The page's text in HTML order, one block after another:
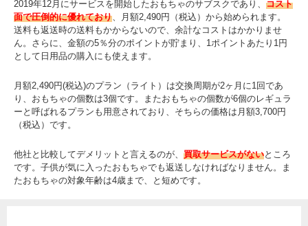
2019年12月にサービスを開始したおもちゃのサブスクであり、 コスト
面で圧倒的に優れており 、月額2,490円（税込）から始められます。
送料も返送時の送料もかからないので、余計なコストはかかりませ
ん。さらに、金額の5％分のポイントが貯まり、1ポイントあたり1円
として日用品の購入にも使えます。
月額2,490円(税込)のプラン（ライト）は交換周期が2ヶ月に1回であ
り、おもちゃの個数は3個です。またおもちゃの個数が6個のレギュラ
ーと呼ばれるプランも用意されており、そちらの価格は月額3,700円
（税込）です。
他社と比較してデメリットと言えるのが、 買取サービスがないところ
です。子供が気に入ったおもちゃでも返送しなければなりません。ま
たおもちゃの対象年齢は4歳まで、と短めです。